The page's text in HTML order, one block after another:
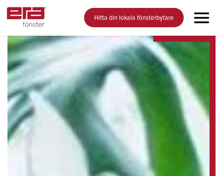
Hitta din lokala fönsterbytare